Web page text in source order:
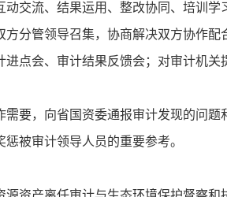
交流、结果运用、整改协同、培训
分管领导召集，协商解决双方协作
点会、审计结果反馈会；对审计机
要，向省国资委通报审计发现的问
被审计领导人员的重要参考。